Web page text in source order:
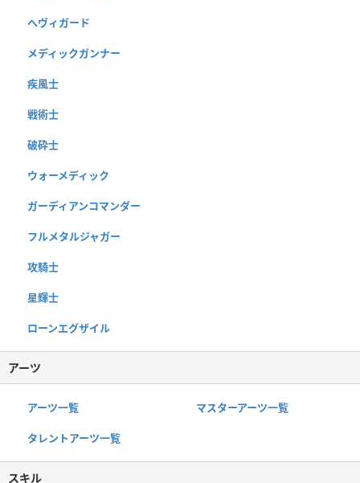
ヘヴィガード
メディックガンナー
疾風士
戦術士
破砕士
ウォーメディック
ガーディアンコマンダー
フルメタルジャガー
攻騎士
星輝士
ローンエグザイル
アーツ
アーツ一覧 マスターアーツ一覧
タレントアーツ一覧
スキル